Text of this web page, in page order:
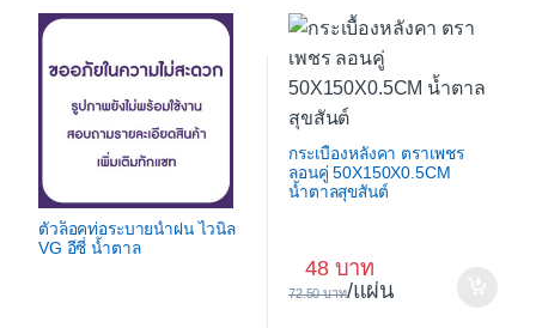
ตัวล็อคท่อระบายน้ำฝน ไวนิล
VG อีซี่ น้ำตาล
กระเบื้องหลังคา ตราเพชร
ลอนคู่ 50X150X0.5CM
น้ำตาลสุขสันต์
48
72.50 /แผ่น